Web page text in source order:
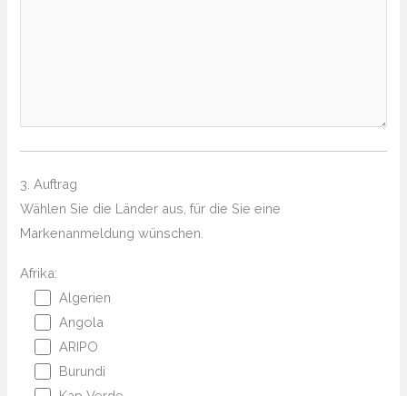
3. Auftrag
Wählen Sie die Länder aus, für die Sie eine
Markenanmeldung wünschen.
Afrika:
Algerien
Angola
ARIPO
Burundi